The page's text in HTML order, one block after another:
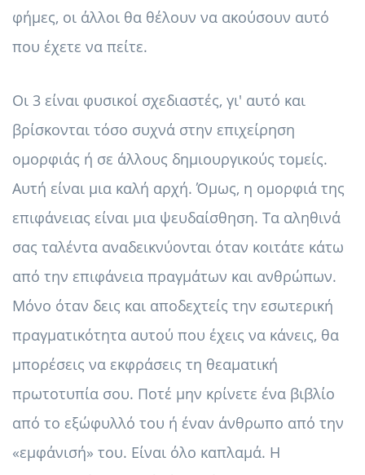
φήμες, οι άλλοι θα θέλουν να ακούσουν αυτό
που έχετε να πείτε.
Οι 3 είναι φυσικοί σχεδιαστές, γι' αυτό και
βρίσκονται τόσο συχνά στην επιχείρηση
ομορφιάς ή σε άλλους δημιουργικούς τομείς.
Αυτή είναι μια καλή αρχή. Όμως, η ομορφιά της
επιφάνειας είναι μια ψευδαίσθηση. Τα αληθινά
σας ταλέντα αναδεικνύονται όταν κοιτάτε κάτω
από την επιφάνεια πραγμάτων και ανθρώπων.
Μόνο όταν δεις και αποδεχτείς την εσωτερική
πραγματικότητα αυτού που έχεις να κάνεις, θα
μπορέσεις να εκφράσεις τη θεαματική
πρωτοτυπία σου. Ποτέ μην κρίνετε ένα βιβλίο
από το εξώφυλλό του ή έναν άνθρωπο από την
«εμφάνισή» του. Είναι όλο καπλαμά. Η